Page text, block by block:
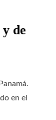
y de
en el